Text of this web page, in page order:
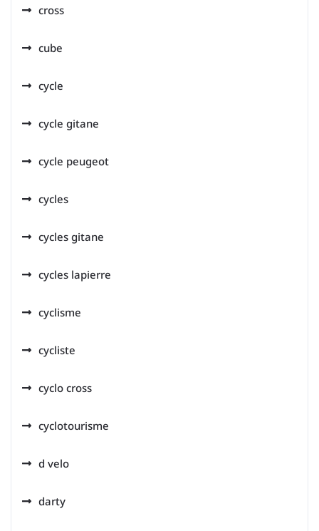
cross
cube
cycle
cycle gitane
cycle peugeot
cycles
cycles gitane
cycles lapierre
cyclisme
cycliste
cyclo cross
cyclotourisme
d velo
darty